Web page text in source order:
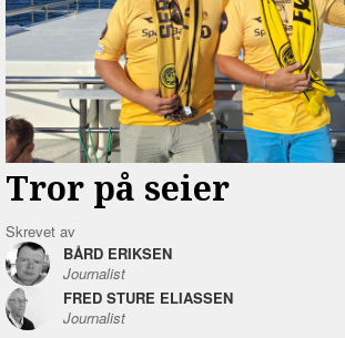
Tror på seier
Skrevet av
BÅRD ERIKSEN
Journalist
FRED STURE ELIASSEN
Journalist